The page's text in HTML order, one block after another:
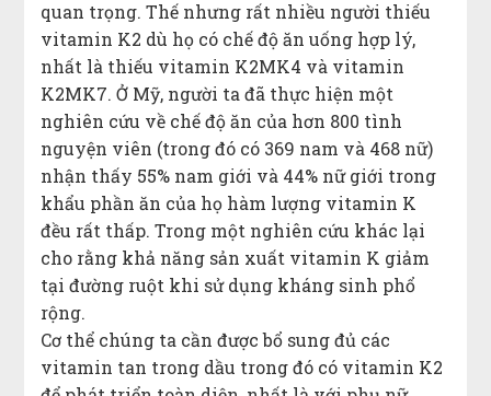
quan trọng. Thế nhưng rất nhiều người thiếu
vitamin K2 dù họ có chế độ ăn uống hợp lý,
nhất là thiếu vitamin K2MK4 và vitamin
K2MK7. Ở Mỹ, người ta đã thực hiện một
nghiên cứu về chế độ ăn của hơn 800 tình
nguyện viên (trong đó có 369 nam và 468 nữ)
nhận thấy 55% nam giới và 44% nữ giới trong
khẩu phần ăn của họ hàm lượng vitamin K
đều rất thấp. Trong một nghiên cứu khác lại
cho rằng khả năng sản xuất vitamin K giảm
tại đường ruột khi sử dụng kháng sinh phổ
rộng.
Cơ thể chúng ta cần được bổ sung đủ các
vitamin tan trong dầu trong đó có vitamin K2